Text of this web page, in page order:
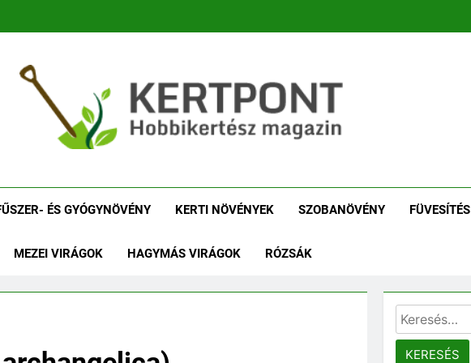
Növényhatározó
ÉS GYÓGYNÖVÉNY KERTI NÖVÉNYEK SZOBANÖVÉNY FÜVESÍTÉS
MEZEI VIRÁGOK HAGYMÁS VIRÁGOK RÓZSÁK
Keresés: